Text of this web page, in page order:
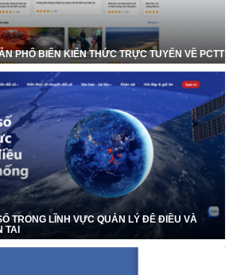
PHỔ BIẾN KIẾN THỨC TRỰC TUYẾN VỀ PCTT
TRONG LĨNH VỰC QUẢN LÝ ĐÊ ĐIỀU VÀ
TAI